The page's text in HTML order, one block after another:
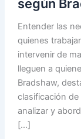
según
Entender las
quienes
intervenir de
lleguen a
Bradshaw,
clasificación de
analizar y
[…]